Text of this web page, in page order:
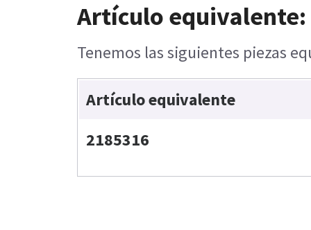
Artículo equivalente:
Tenemos las siguientes piezas
Artículo equivalente
2185316